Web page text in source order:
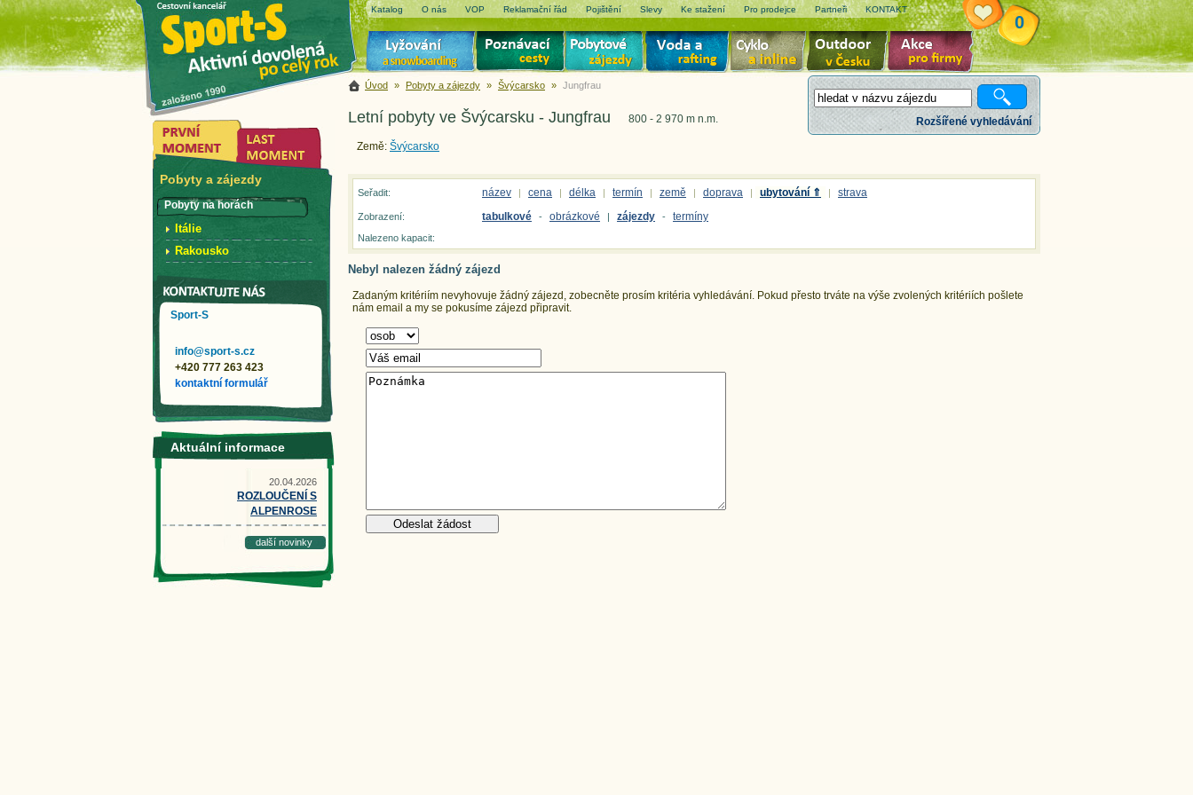
Katalog O nás VOP Reklamační řád Pojištění Slevy Ke stažení Pro prodejce Partneři KONTAKT
0
Rozšířené vyhledávání
Úvod » Pobyty a zájezdy » Švýcarsko » Jungfrau
Letní pobyty ve Švýcarsku - Jungfrau 800 - 2 970 m n.m.
Země: Švýcarsko
Seřadit: název | cena | délka | termín | země | doprava | ubytování ⇑ | strava
Zobrazení: tabulkové - obrázkové | zájezdy - termíny
Nalezeno kapacit:
Nebyl nalezen žádný zájezd
Zadaným kritériím nevyhovuje žádný zájezd, zobecněte prosím kritéria vyhledávání. Pokud přesto trváte na výše zvolených kritériích pošlete
nám email a my se pokusíme zájezd připravit.
Pobyty a zájezdy
Pobyty na horách
Itálie
Rakousko
Sport-S
info@sport-s.cz
+420 777 263 423
kontaktní formulář
Aktuální informace
20.04.2026
ROZLOUČENÍ S
ALPENROSE
další novinky